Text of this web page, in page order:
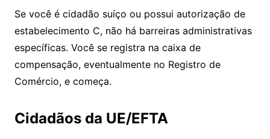
Se você é cidadão suíço ou possui autorização de
estabelecimento C, não há barreiras administrativas
específicas. Você se registra na caixa de
compensação, eventualmente no Registro de
Comércio, e começa.
Cidadãos da UE/EFTA